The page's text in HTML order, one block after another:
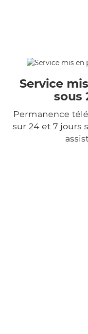
Service
sous
Permanence
sur 24 et 7 jours